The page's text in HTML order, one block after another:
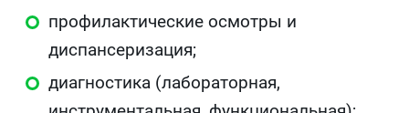
профилактические осмотры и
диспансеризация;
диагностика (лабораторная,